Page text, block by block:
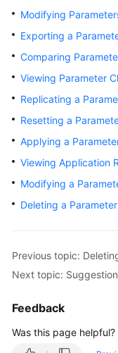
Getting
Started
User
Guide
Best
Practices
White
API
Reference
SDK
Modifying
Exporting a
Comparing
Viewing Parameter
Replicating a
Resetting a
Applying a
Viewing Application
Modifying a
Deleting a
Previous topic:
Next topic:
Feedback
Was this page helpful?